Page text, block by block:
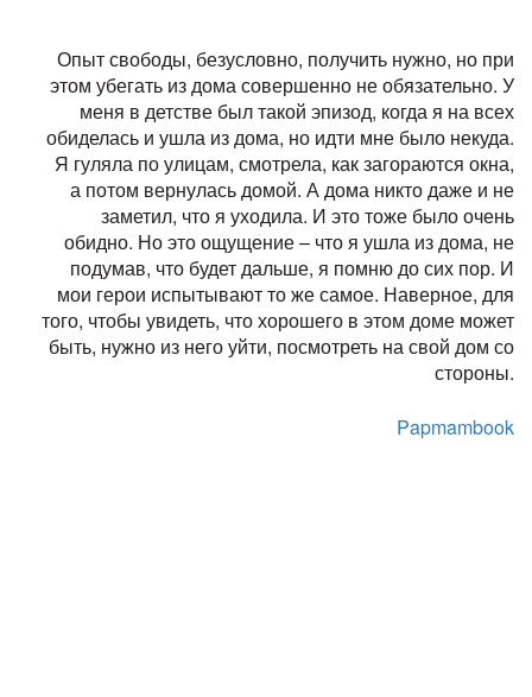
Опыт свободы, безусловно, получить нужно, но при
этом убегать из дома совершенно не обязательно. У
меня в детстве был такой эпизод, когда я на всех
обиделась и ушла из дома, но идти мне было некуда.
Я гуляла по улицам, смотрела, как загораются окна,
а потом вернулась домой. А дома никто даже и не
заметил, что я уходила. И это тоже было очень
обидно. Но это ощущение ‒ что я ушла из дома, не
подумав, что будет дальше, я помню до сих пор. И
мои герои испытывают то же самое. Наверное, для
того, чтобы увидеть, что хорошего в этом доме может
быть, нужно из него уйти, посмотреть на свой дом со
стороны.
Papmambook